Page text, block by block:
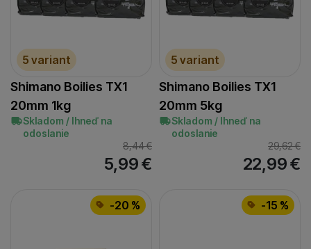
5 variant
Shimano Boilies TX1
20mm 1kg
Skladom / Ihneď na
odoslanie
8,44€
5,99€
5 variant
Shimano Boilies TX1
20mm 5kg
Skladom / Ihneď na
odoslanie
29,62€
22,99€
-20 % -15 %